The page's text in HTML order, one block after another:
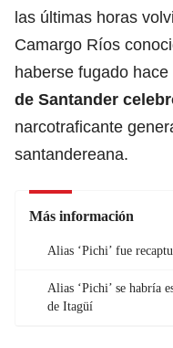
las últimas horas
Camargo Ríos
haberse fugado
de Santander
narcotraficante
santandereana.
Más información
Alias ‘Pichi’ fue
Alias ‘Pichi’ se habría
de Itagüí